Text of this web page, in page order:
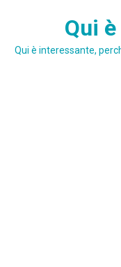
Qui
Qui è interessante,